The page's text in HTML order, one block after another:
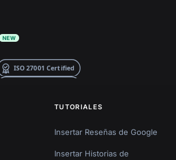
NEW
TUTORIALES
Insertar Reseñas de Google
Insertar Historias de